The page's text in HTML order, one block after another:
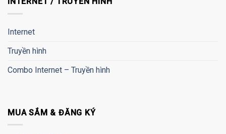
Internet
Truyền hình
Combo Internet – Truyền hình
MUA SẮM & ĐĂNG KÝ